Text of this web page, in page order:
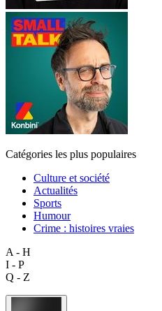
Catégories les plus populaires
Culture et société
Actualités
Sports
Humour
Crime : histoires vraies
A - H
I - P
Q - Z